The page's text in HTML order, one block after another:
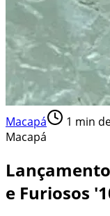
Macapá 1 min
Macapá
e Furiosos